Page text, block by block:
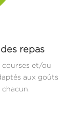
repas
courses et/ou
aux goûts